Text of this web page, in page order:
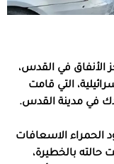
الأنفاق في القدس،
التي قامت
في مدينة القدس.
الاسعافات
حالته بالخطيرة،